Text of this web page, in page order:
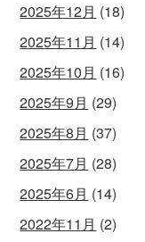
2025年12月 (18)
2025年11月 (14)
2025年10月 (16)
2025年9月 (29)
2025年8月 (37)
2025年7月 (28)
2025年6月 (14)
2022年11月 (2)